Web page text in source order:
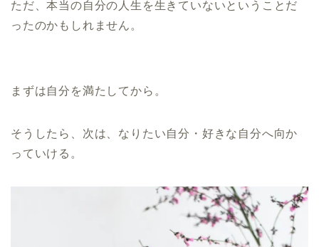
ただ、本当の自分の人生を生きていないということだ
ったのかもしれません。
まずは自分を満たしてから。
そうしたら、次は、なりたい自分・好きな自分へ向か
っていける。